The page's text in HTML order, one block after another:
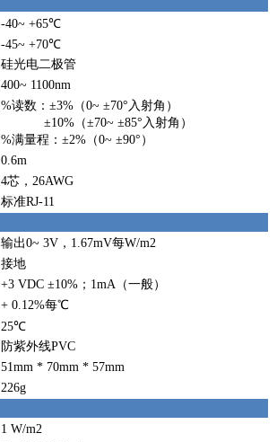
-40~ +65℃
-45~ +70℃
硅光电二极管
400~ 1100nm
%读数：±3%（0~ ±70°入射角）
±10%（±70~ ±85°入射角）
%满量程：±2%（0~ ±90°）
0.6m
4芯，26AWG
标准RJ-11
输出0~ 3V，1.67mV每W/m2
接地
+3 VDC ±10%；1mA（一般）
+ 0.12%每℃
25℃
防紫外线PVC
51mm * 70mm * 57mm
226g
1 W/m2